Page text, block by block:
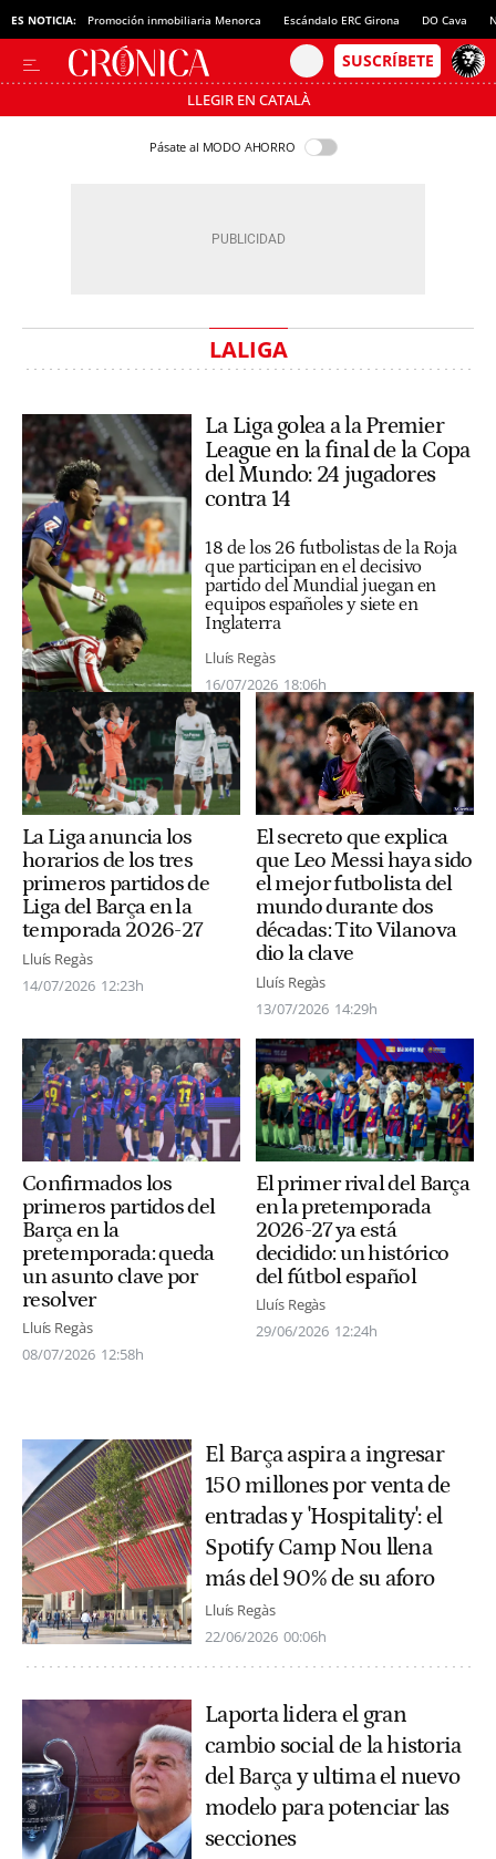
ES NOTICIA: Promoción inmobiliaria Menorca Escándalo ERC Girona DO Cava
LLEGIR EN CATALÀ
Pásate al MODO AHORRO
LALIGA
La Liga golea a la Premier
League en la final de la Copa
del Mundo: 24 jugadores
contra 14
18 de los 26 futbolistas de la Roja
que participan en el decisivo
partido del Mundial juegan en
equipos españoles y siete en
Inglaterra
Lluís Regàs
16/07/2026 18:06h
La Liga anuncia los
horarios de los tres
primeros partidos de
Liga del Barça en la
temporada 2026-27
Lluís Regàs
14/07/2026 12:23h
El secreto que explica
que Leo Messi haya sido
el mejor futbolista del
mundo durante dos
décadas: Tito Vilanova
dio la clave
Lluís Regàs
13/07/2026 14:29h
Confirmados los
primeros partidos del
Barça en la
pretemporada: queda
un asunto clave por
resolver
Lluís Regàs
08/07/2026 12:58h
El primer rival del Barça
en la pretemporada
2026-27 ya está
decidido: un histórico
del fútbol español
Lluís Regàs
29/06/2026 12:24h
El Barça aspira a ingresar
150 millones por venta de
entradas y 'Hospitality': el
Spotify Camp Nou llena
más del 90% de su aforo
Lluís Regàs
22/06/2026 00:06h
Laporta lidera el gran
cambio social de la historia
del Barça y ultima el nuevo
modelo para potenciar las
secciones